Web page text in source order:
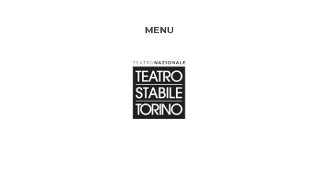
MENU